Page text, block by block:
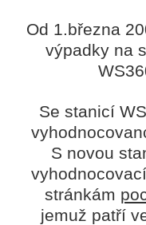
Od 1.března
výpadky na
Se stanicí
S novou
stránkám
jemuž patří